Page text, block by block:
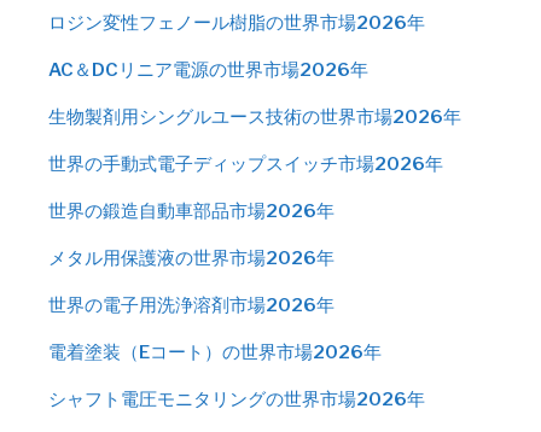
ロジン変性フェノール樹脂の世界市場2026年
AC＆DCリニア電源の世界市場2026年
生物製剤用シングルユース技術の世界市場2026年
世界の手動式電子ディップスイッチ市場2026年
世界の鍛造自動車部品市場2026年
メタル用保護液の世界市場2026年
世界の電子用洗浄溶剤市場2026年
電着塗装（Eコート）の世界市場2026年
シャフト電圧モニタリングの世界市場2026年